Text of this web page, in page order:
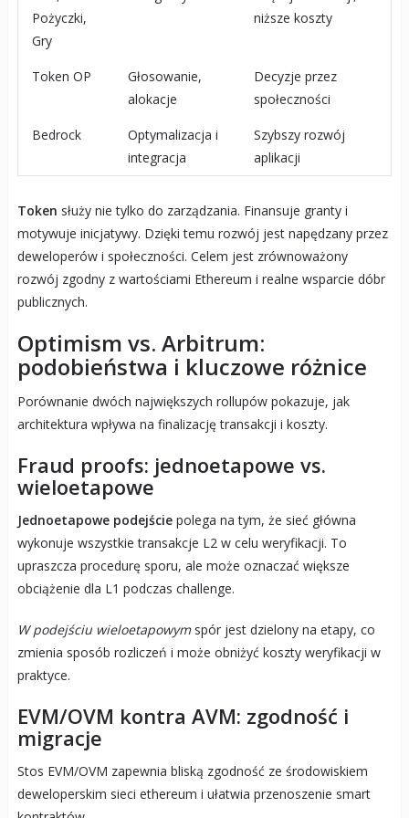
Pożyczki,
Gry
niższe koszty
Token OP
Głosowanie,
alokacje
Decyzje przez
społeczności
Bedrock
Optymalizacja i
integracja
Szybszy rozwój
aplikacji
Token służy nie tylko do zarządzania. Finansuje granty i
motywuje inicjatywy. Dzięki temu rozwój jest napędzany przez
deweloperów i społeczności. Celem jest zrównoważony
rozwój zgodny z wartościami Ethereum i realne wsparcie dóbr
publicznych.
Optimism vs. Arbitrum:
podobieństwa i kluczowe różnice
Porównanie dwóch największych rollupów pokazuje, jak
architektura wpływa na finalizację transakcji i koszty.
Fraud proofs: jednoetapowe vs.
wieloetapowe
Jednoetapowe podejściepolega na tym, że sieć główna
wykonuje wszystkie transakcje L2 w celu weryfikacji. To
upraszcza procedurę sporu, ale może oznaczać większe
obciążenie dla L1 podczas challenge.
W podejściu wieloetapowymspór jest dzielony na etapy, co
zmienia sposób rozliczeń i może obniżyć koszty weryfikacji w
praktyce.
EVM/OVM kontra AVM: zgodność i
migracje
Stos EVM/OVM zapewnia bliską zgodność ze środowiskiem
deweloperskim sieci ethereum i ułatwia przenoszenie smart